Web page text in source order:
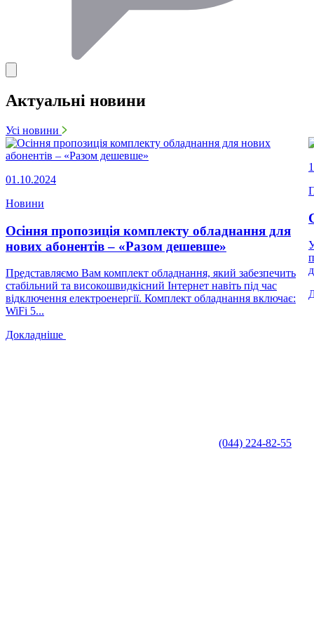
Актуальні новини
Усі новини
01.10.2024
Новини
Осіння пропозиція комплекту обладнання для
нових абонентів – «Разом дешевше»
Представляємо Вам комплект обладнання, який забезпечить
стабільний та високошвидкісний Інтернет навіть під час
відключення електроенергії. Комплект обладнання включає:
WiFi 5...
Докладніше
(044) 224-82-55